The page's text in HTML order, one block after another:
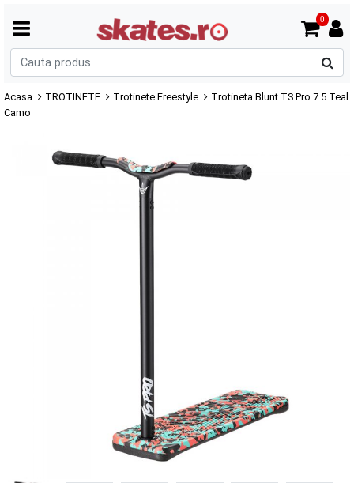
0
Acasa TROTINETE Trotinete Freestyle
Trotineta Blunt TS Pro 7.5 Teal
Camo